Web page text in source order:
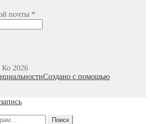
почты *
2026
Создано с помощью
Поиск